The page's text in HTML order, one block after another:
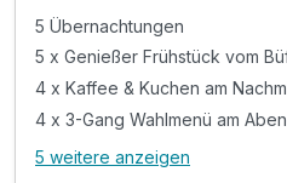
5 Übernachtungen
5 x Genießer Frühstück vom
4 x Kaffee & Kuchen am
4 x 3-Gang Wahlmenü am
Alle Inklusivleistungen
5 weitere anzeigen